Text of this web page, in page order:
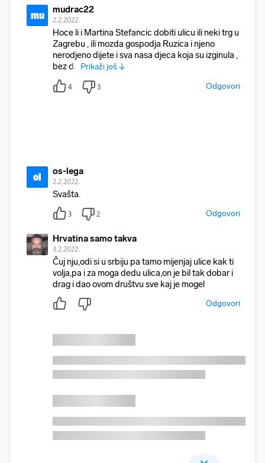
mu mudrac22
2.2.2022.
Hoce li i Martina Stefancic dobiti ulicu ili neki trg u
Zagrebu , ili mozda gospodja Ruzica i njeno
nerodjeno dijete i sva nasa djeca koja su izginula ,
bez da Prikaži još ↓
4 3 Odgovori
ol os-lega
2.2.2022.
Svašta.
3 2 Odgovori
Hrvatina samo takva
3.2.2022.
Čuj nju,odi si u srbiju pa tamo mijenjaj ulice kak ti
volja,pa i za moga dedu ulica,on je bil tak dobar i
drag i dao ovom društvu sve kaj je mogel
Odgovori